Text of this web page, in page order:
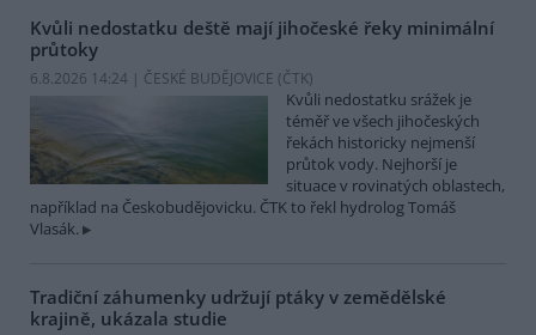
Kvůli nedostatku deště mají jihočeské řeky minimální
průtoky
6.8.2026 14:24 | ČESKÉ BUDĚJOVICE (ČTK)
Kvůli nedostatku srážek je
téměř ve všech jihočeských
řekách historicky nejmenší
průtok vody. Nejhorší je
situace v rovinatých oblastech,
například na Českobudějovicku. ČTK to řekl hydrolog Tomáš
Vlasák.
Tradiční záhumenky udržují ptáky v zemědělské
krajině, ukázala studie